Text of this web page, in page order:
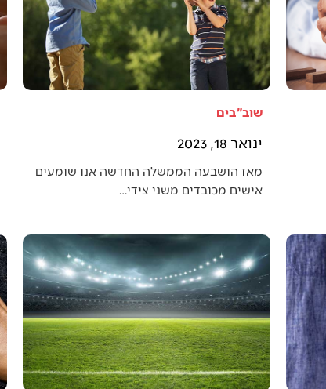
שוב"בים
ינואר 18, 2023
מאז הושבעה הממשלה החדשה אנו שומעים
אישים מכובדים משני צידי…